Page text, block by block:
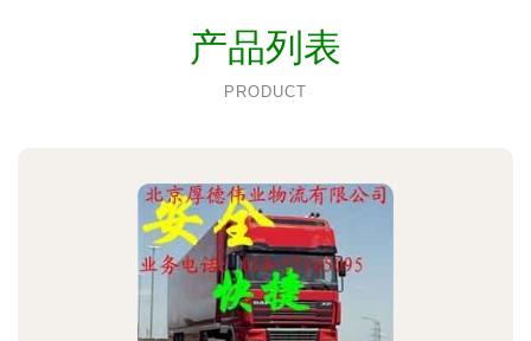
产品列表
PRODUCT